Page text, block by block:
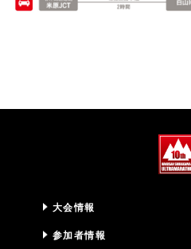
大会情報
参加者情報